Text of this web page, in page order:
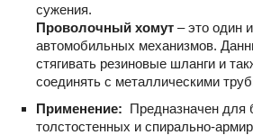
сужения.
Проволочный хомут – это один
автомобильных механизмов.
стягивать резиновые шланги и
соединять с металлическими
Применение: Предназначен для
толстостенных и спирально-